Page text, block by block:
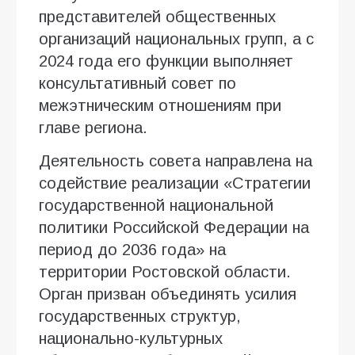
представителей общественных
организаций национальных групп, а с
2024 года его функции выполняет
консультативный совет по
межэтническим отношениям при
главе региона.
Деятельность совета направлена на
содействие реализации «Стратегии
государственной национальной
политики Российской Федерации на
период до 2036 года» на
территории Ростовской области.
Орган призван объединять усилия
государственных структур,
национально-культурных